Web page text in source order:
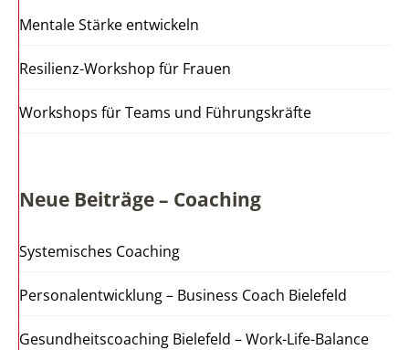
Mentale Stärke entwickeln
Resilienz-Workshop für Frauen
Workshops für Teams und Führungskräfte
Neue Beiträge – Coaching
Systemisches Coaching
Personalentwicklung – Business Coach Bielefeld
Gesundheitscoaching Bielefeld – Work-Life-Balance